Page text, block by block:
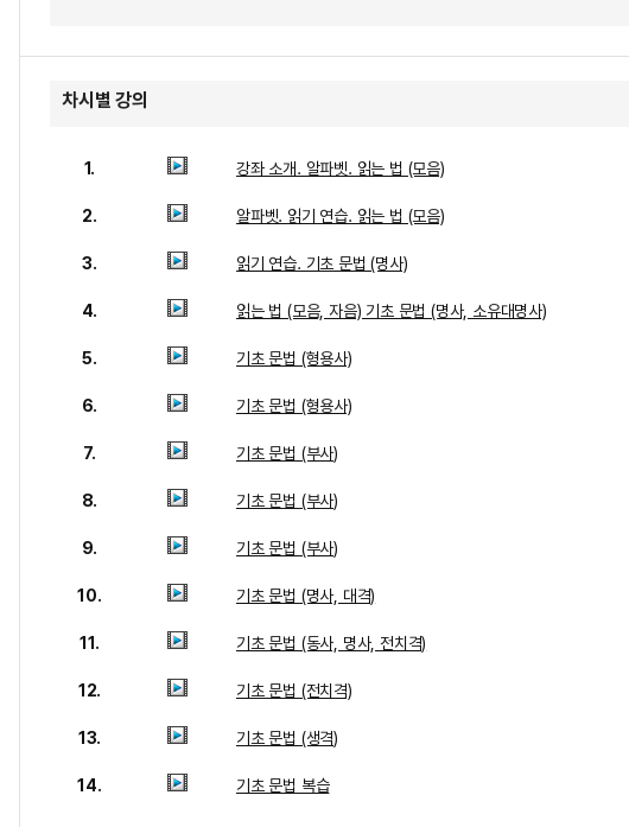
차시별 강의
1. 강좌 소개. 알파벳. 읽는 법 (모음)
2. 알파벳. 읽기 연습. 읽는 법 (모음)
3. 읽기 연습. 기초 문법 (명사)
4. 읽는 법 (모음, 자음) 기초 문법 (명사, 소유대명사)
5. 기초 문법 (형용사)
6. 기초 문법 (형용사)
7. 기초 문법 (부사)
8. 기초 문법 (부사)
9. 기초 문법 (부사)
10. 기초 문법 (명사, 대격)
11. 기초 문법 (동사, 명사, 전치격)
12. 기초 문법 (전치격)
13. 기초 문법 (생격)
14. 기초 문법 복습